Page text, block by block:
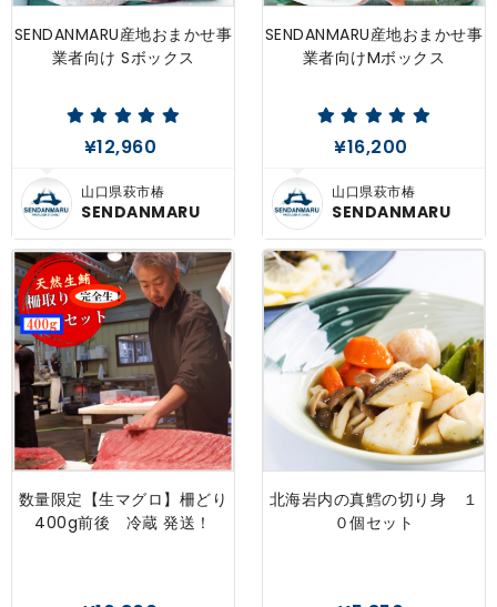
SENDANMARU産地おまかせ事
業者向け Sボックス
¥12,960
山口県萩市椿
SENDANMARU
SENDANMARU産地おまかせ事
業者向けMボックス
¥16,200
山口県萩市椿
SENDANMARU
数量限定【生マグロ】柵どり
400g前後 冷蔵 発送！
北海岩内の真鱈の切り身 １
０個セット